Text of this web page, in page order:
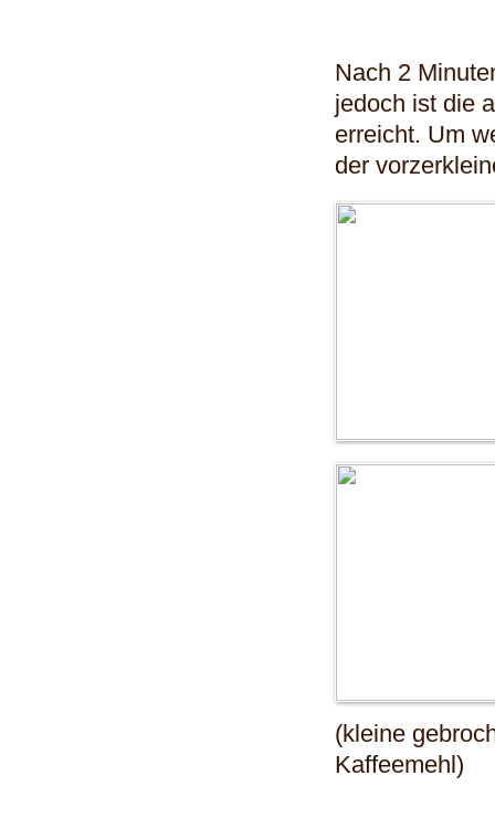
Nach 2
jedoch ist die
erreicht. Um
der
(kleine
Kaffeemehl)